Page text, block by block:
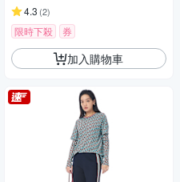
4.3 (2)
限時下殺 券
加入購物車